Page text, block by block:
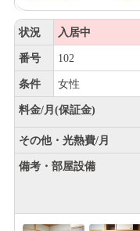
状況 入居中
番号 102
条件 女性
料金/月(保証金)
その他・光熱費/月
備考・部屋設備